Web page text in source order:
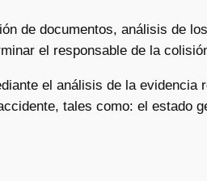
de documentos, análisis de
el responsable de la
el análisis de la evidencia
tales como: el estado